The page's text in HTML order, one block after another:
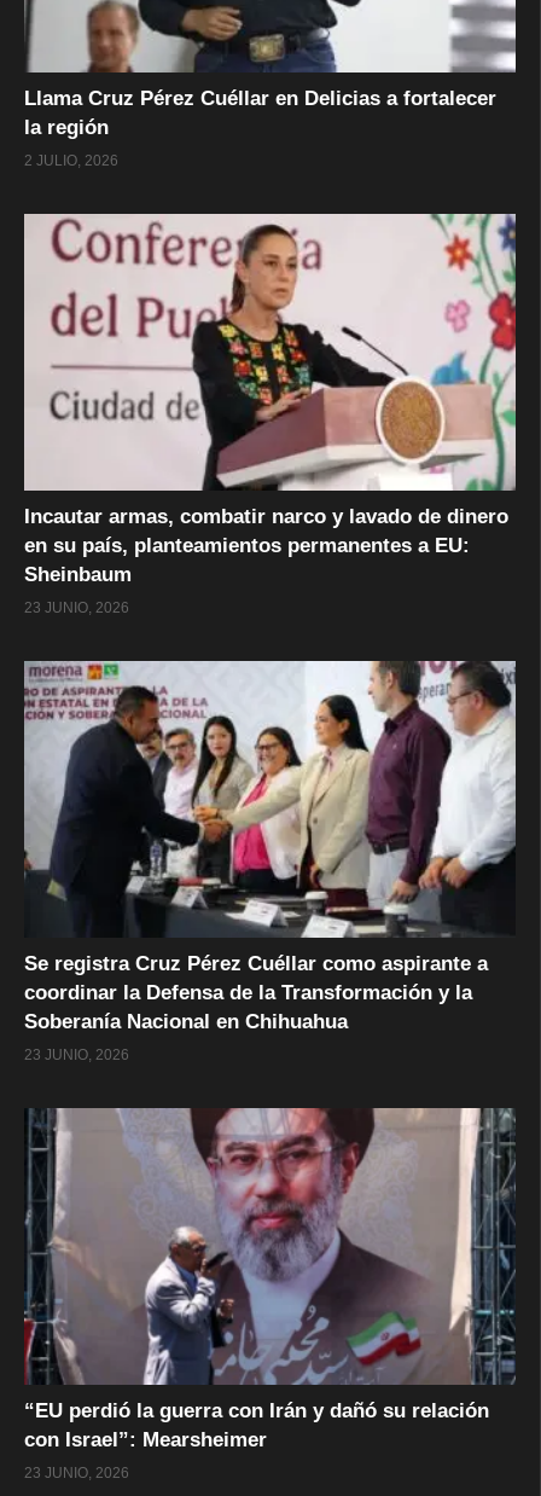
Llama Cruz Pérez Cuéllar en Delicias a fortalecer
la región
2 JULIO, 2026
Incautar armas, combatir narco y lavado de dinero
en su país, planteamientos permanentes a EU:
Sheinbaum
23 JUNIO, 2026
Se registra Cruz Pérez Cuéllar como aspirante a
coordinar la Defensa de la Transformación y la
Soberanía Nacional en Chihuahua
23 JUNIO, 2026
“EU perdió la guerra con Irán y dañó su relación
con Israel”: Mearsheimer
23 JUNIO, 2026